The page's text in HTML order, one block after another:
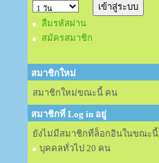
ลืมรหัสผ่าน
สมัครสมาชิก
สมาชิกใหม่
สมาชิกใหม่ขณะนี้ คน
สมาชิกที่ Log in อยู่
ยังไม่มีสมาชิกที่ล็อกอินในขณะนี้
บุคคลทั่วไป 20 คน